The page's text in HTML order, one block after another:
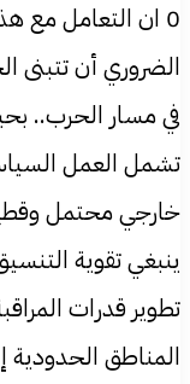
0 ان التعامل مع
الضروري أن
في مسار الحرب..
تشمل العمل
خارجي محتمل وقطع
ينبغي تقوية
تطوير قدرات
المناطق الحدودية